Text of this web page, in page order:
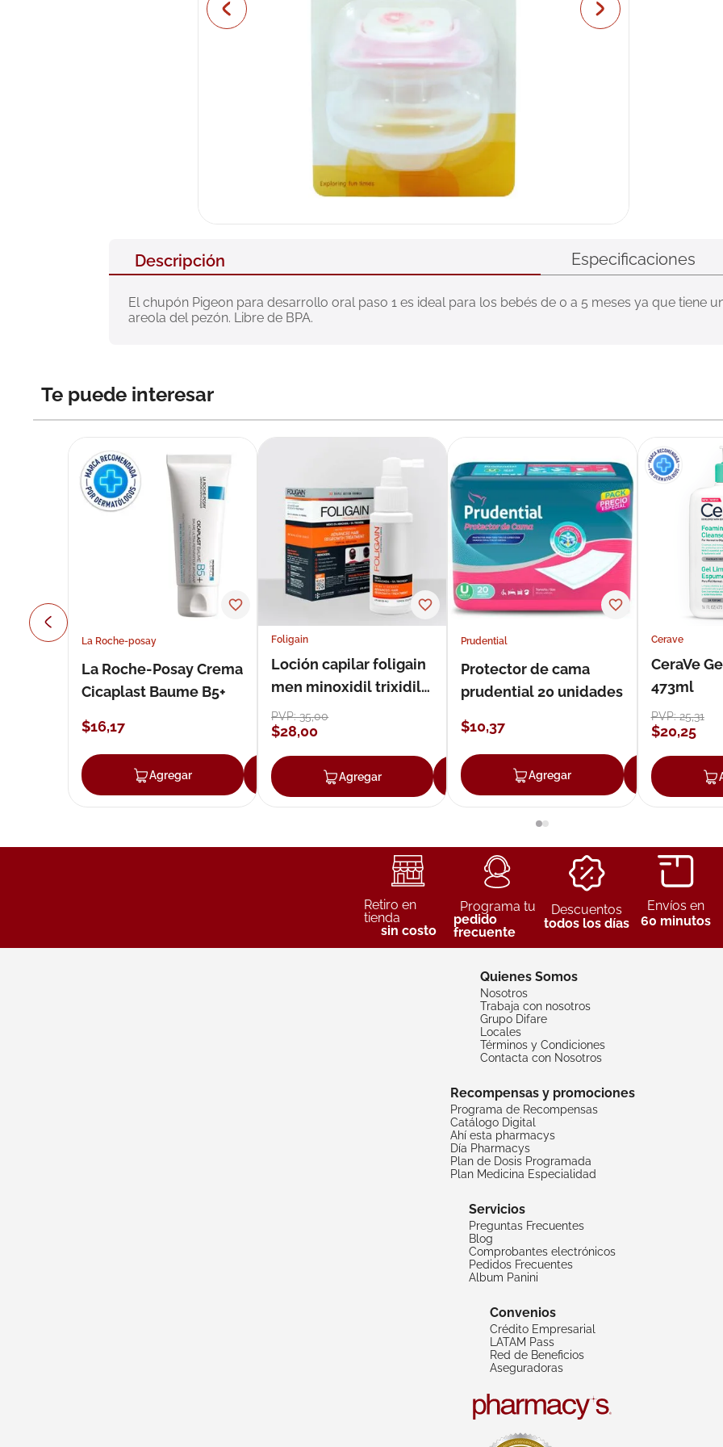
Descripción Especificaciones
El chupón Pigeon para desarrollo oral paso 1 es ideal para los bebés de 0 a 5 meses ya que tiene
areola del pezón. Libre de BPA.
Te puede interesar
La Roche-posay
La Roche-Posay Crema
Cicaplast Baume B5+
$16,17
Agregar Agregar
Foligain
Loción capilar foligain
men minoxidil trixidil
loción 59 ml
PVP:35,00
$28,00
Agregar Agregar
Prudential
Protector de cama
prudential 20 unidades
$10,37
Agregar
Cerave
CeraVe
473ml
PVP:25,31
$20,25
Retiro en
tienda
sin costo
Programa tu
pedido
frecuente
Descuentos
todos los días
Envíos en
60 minutos
Quienes Somos
Nosotros
Trabaja con nosotros
Grupo Difare
Locales
Términos y Condiciones
Contacta con Nosotros
Recompensas y promociones
Programa de Recompensas
Catálogo Digital
Ahí esta pharmacys
Día Pharmacys
Plan de Dosis Programada
Plan Medicina Especialidad
Servicios
Preguntas Frecuentes
Blog
Comprobantes electrónicos
Pedidos Frecuentes
Album Panini
Convenios
Crédito Empresarial
LATAM Pass
Red de Beneficios
Aseguradoras